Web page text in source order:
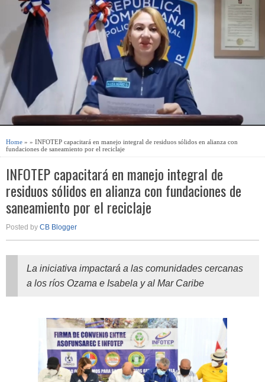
o
n
Home » » INFOTEP capacitará en manejo integral de residuos sólidos en alianza con
fundaciones de saneamiento por el reciclaje
INFOTEP capacitará en manejo integral de
residuos sólidos en alianza con fundaciones de
saneamiento por el reciclaje
Posted by CB Blogger
La iniciativa impactará a las comunidades cercanas
a los ríos Ozama e Isabela y al Mar Caribe